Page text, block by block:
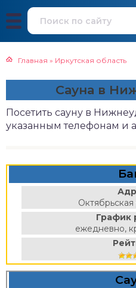
Главная » Иркутская область
Сауна в
Посетить сауну в
указанным телефонам и
Октябрьская
График
ежедневно,